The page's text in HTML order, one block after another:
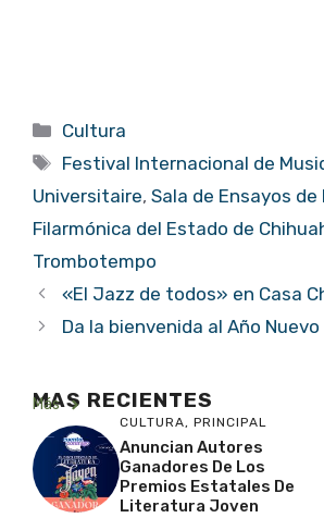
Categorías
Cultura
Etiquetas
Festival Internacional de
Universitaire, Sala de Ensayos
Filarmónica del Estado de
Trombotempo
«El Jazz de todos» en Casa
Da la bienvenida al Año Nuevo
MAS RECIENTES
Más
CULTURA, PRINCIPAL
Anuncian Autores
Ganadores De Los
Premios Estatales De
Literatura Joven